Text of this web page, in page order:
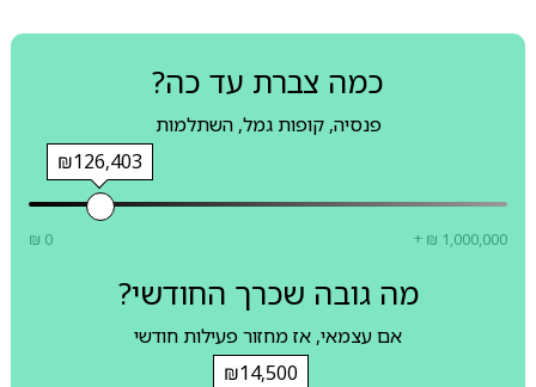
כמה צברת עד כה?
פנסיה, קופות גמל, השתלמות
₪126,403
₪ 0 + ₪ 1,000,000
מה גובה שכרך החודשי?
אם עצמאי, אז מחזור פעילות חודשי
₪14,500